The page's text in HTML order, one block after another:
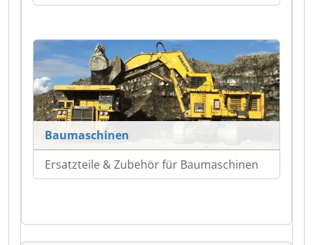
Baumaschinen
Ersatzteile & Zubehör für Baumaschinen